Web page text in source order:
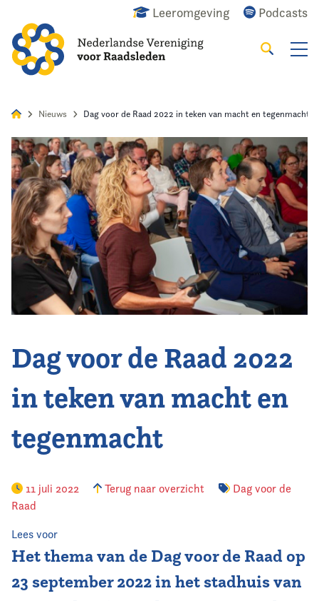
Leeromgeving Podcasts
Zoeken
Home
Agenda
Nieuws
Opleiding
Kennis & Informatie
Vereniging
Nieuws Dag voor de Raad 2022 in teken van macht en tegenmacht
Dag voor de Raad 2022
in teken van macht en
tegenmacht
11 juli 2022 Terug naar overzicht
Dag voor de
Raad
Lees voor
Het thema van de Dag voor de Raad op
23 september 2022 in het stadhuis van